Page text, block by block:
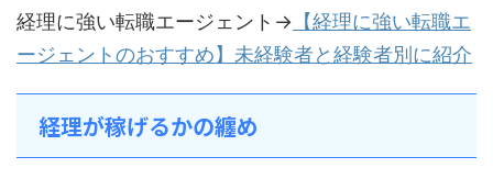
経理に強い転職エージェント→ 【経理に強い転職エ
ージェントのおすすめ】未経験者と経験者別に紹介
経理が稼げるかの纏め